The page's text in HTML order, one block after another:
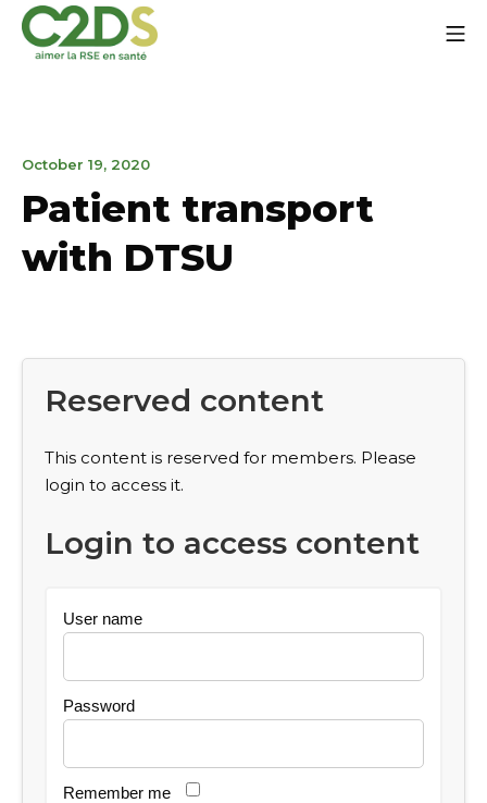
content
October 19, 2020January
2025
Patient transport
with DTSU
Reserved content
This content is reserved for members. Please
login to access it.
Login to access content
User name
Password
Remember me